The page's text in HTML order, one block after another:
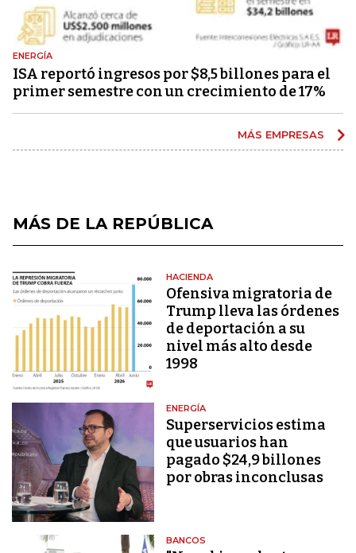
ENERGÍA
ISA reportó ingresos por $8,5 billones para el
primer semestre con un crecimiento de 17%
MÁS EMPRESAS
MÁS DE LA REPÚBLICA
HACIENDA
Ofensiva migratoria de
Trump lleva las órdenes
de deportación a su
nivel más alto desde
1998
ENERGÍA
Superservicios estima
que usuarios han
pagado $24,9 billones
por obras inconclusas
BANCOS